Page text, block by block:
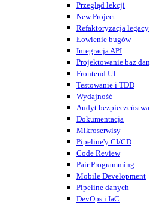
Przegląd lekcji
New Project
Refaktoryzacja legacy
Łowienie bugów
Integracja API
Projektowanie baz
Frontend UI
Testowanie i TDD
Wydajność
Audyt bezpieczeństwa
Dokumentacja
Mikroserwisy
Pipeline'y CI/CD
Code Review
Pair Programming
Mobile Development
Pipeline danych
DevOps i IaC